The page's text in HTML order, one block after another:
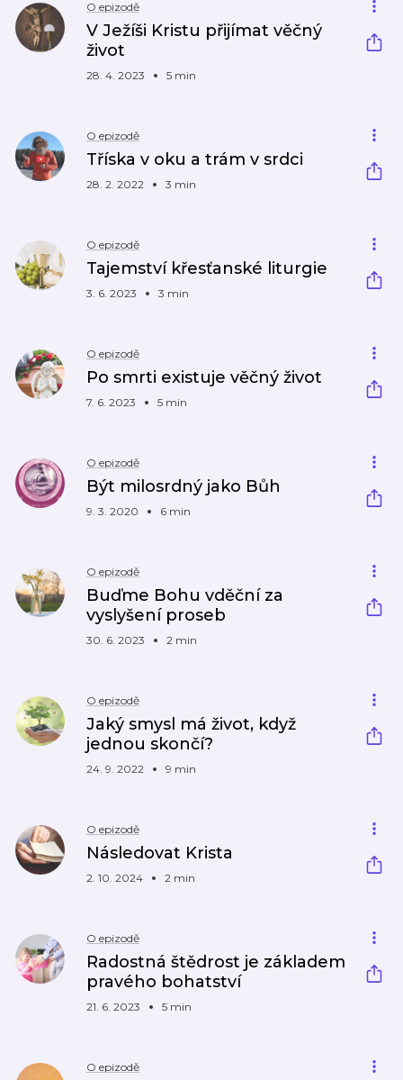
O epizodě
V Ježíši Kristu přijímat věčný
život
28. 4. 2023 5 min
O epizodě
Tříska v oku a trám v srdci
28. 2. 2022 3 min
O epizodě
Tajemství křesťanské liturgie
3. 6. 2023 3 min
O epizodě
Po smrti existuje věčný život
7. 6. 2023 5 min
O epizodě
Být milosrdný jako Bůh
9. 3. 2020 6 min
O epizodě
Buďme Bohu vděční za
vyslyšení proseb
30. 6. 2023 2 min
O epizodě
Jaký smysl má život, když
jednou skončí?
24. 9. 2022 9 min
O epizodě
Následovat Krista
2. 10. 2024 2 min
O epizodě
Radostná štědrost je základem
pravého bohatství
21. 6. 2023 5 min
O epizodě